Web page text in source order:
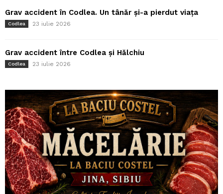
Grav accident în Codlea. Un tânăr și-a pierdut viața
Codlea 23 iulie 2026
Grav accident între Codlea și Hălchiu
Codlea 23 iulie 2026